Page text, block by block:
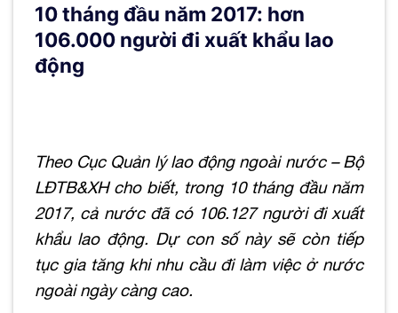
10 tháng đầu năm 2017: hơn
106.000 người đi xuất khẩu lao
động
Theo Cục Quản lý lao động ngoài nước – Bộ
LĐTB&XH cho biết, trong 10 tháng đầu năm
2017, cả nước đã có 106.127 người đi xuất
khẩu lao động. Dự con số này sẽ còn tiếp
tục gia tăng khi nhu cầu đi làm việc ở nước
ngoài ngày càng cao.